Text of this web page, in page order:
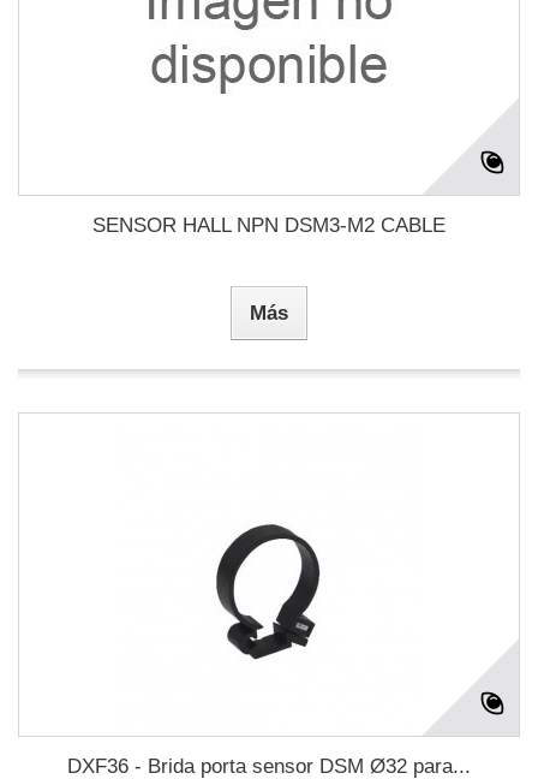
SENSOR HALL NPN DSM3-M2 CABLE
Más
DXF36 - Brida porta sensor DSM Ø32 para...